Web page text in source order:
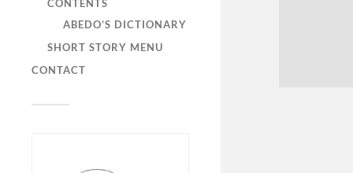
CONTENTS
ABEDO’S DICTIONARY
SHORT STORY MENU
CONTACT